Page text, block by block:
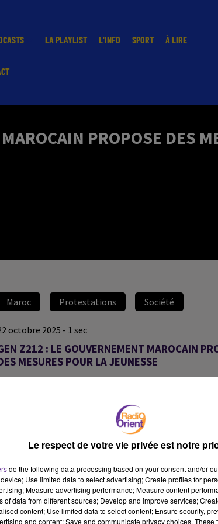
LA PLAYLIST L'INFO SPORT À LIRE
PROPOSE DES
Maroc Protestations Société
octobre 2025 - 1 sec
Z212 : LE GOUVERNEMENT MAROCAIN
MESURES POUR LA JEUNESSE
Angle du 22 octobre 2025
gouvernement marocain dévoile un vaste plan en
Près de 13 milliards d’euros seront consacrés à
et à la santé, avec la création de plus de 27
ces deux secteurs.
cet épisode, François-Xavier de Calonne reçoit
pour décrypter cette initiative ambitieuse,
aux attentes de la génération Z et renforcer
Le respect de votre vie privée est notre
do the following data processing based on your consent and/or
Use limited data to select advertising; Create profiles for
Measure advertising performance; Measure content
of data from different sources; Develop and improve services;
content; Use limited data to select content; Ensure security,
and content; Save and communicate privacy choices.